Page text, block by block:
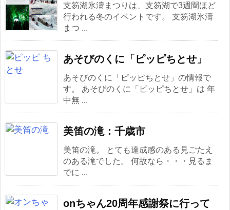
支笏湖氷濤まつりは、支笏湖で3週間ほど
行われる冬のイベントです。 支笏湖氷濤
まつ ...
あそびのくに「ピッピちとせ」
あそびのくに「ピッピちとせ」の情報で
す。 あそびのくに「ピッピちとせ」は 年
中無 ...
美笛の滝：千歳市
美笛の滝。 とても達成感のある見ごたえ
のある滝でした。 何故なら・・・見るま
でに ...
onちゃん20周年感謝祭に行って